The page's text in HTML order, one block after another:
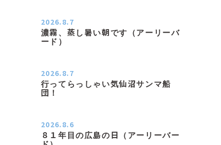
濃霧、蒸し暑い朝です（アーリーバ
ード）
2026.8.7
行ってらっしゃい気仙沼サンマ船
団！
2026.8.7
８１年目の広島の日（アーリーバー
2026.8.6